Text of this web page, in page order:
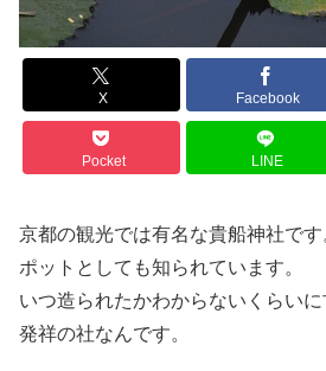
X Facebook
Pocket LINE
京都の観光では有名な貴船神社で
ポットとしても知られています。
いつ造られたかわからないくらい
発祥の社なんです。